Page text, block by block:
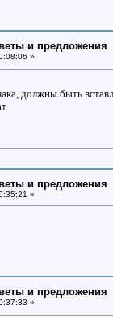
и предложения
»
должны быть
и предложения
»
и предложения
»